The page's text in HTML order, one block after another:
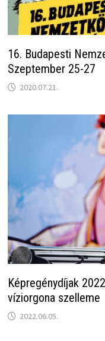
16. Budapesti
Szeptember 25-27
2020.07.21.
Képregénydíjak
víziorgona szelleme
2022.06.05.